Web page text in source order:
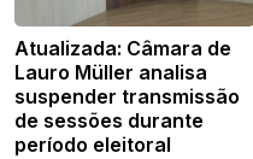
Atualizada: Câmara de
Lauro Müller analisa
suspender transmissão
de sessões durante
período eleitoral